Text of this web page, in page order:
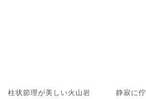
柱状節理が美しい火山岩 静寂に